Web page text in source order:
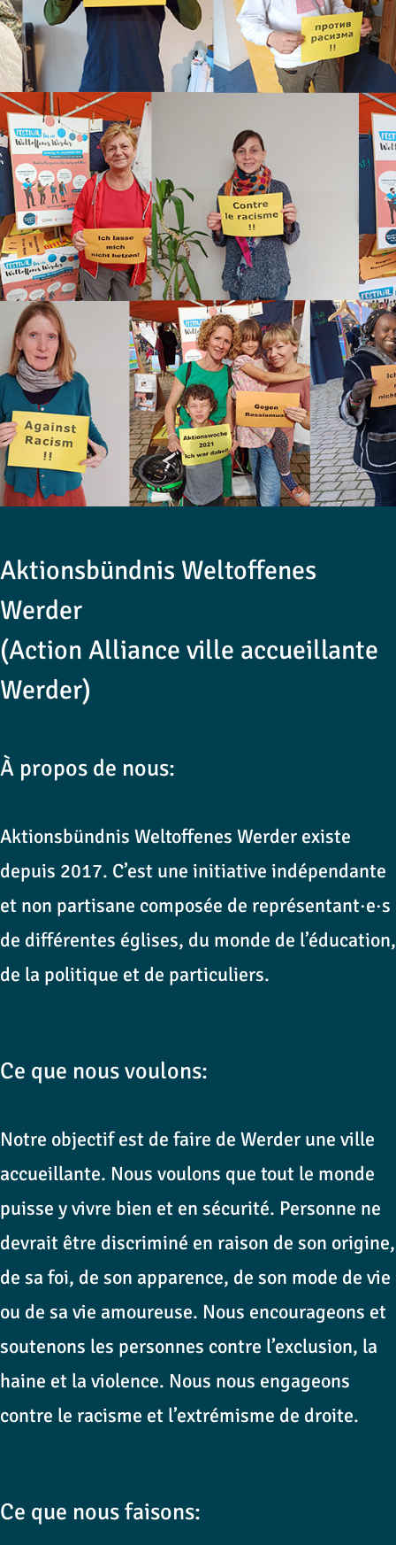
Aktionsbündnis Weltoffenes
Werder
(Action Alliance ville accueillante
Werder)
À propos de nous:
Aktionsbündnis Weltoffenes Werder existe
depuis 2017. C’est une initiative indépendante
et non partisane composée de représentant·e·s
de différentes églises, du monde de l’éducation,
de la politique et de particuliers.
Ce que nous voulons:
Notre objectif est de faire de Werder une ville
accueillante. Nous voulons que tout le monde
puisse y vivre bien et en sécurité. Personne ne
devrait être discriminé en raison de son origine,
de sa foi, de son apparence, de son mode de vie
ou de sa vie amoureuse. Nous encourageons et
soutenons les personnes contre l’exclusion, la
haine et la violence. Nous nous engageons
contre le racisme et l’extrémisme de droite.
Ce que nous faisons: